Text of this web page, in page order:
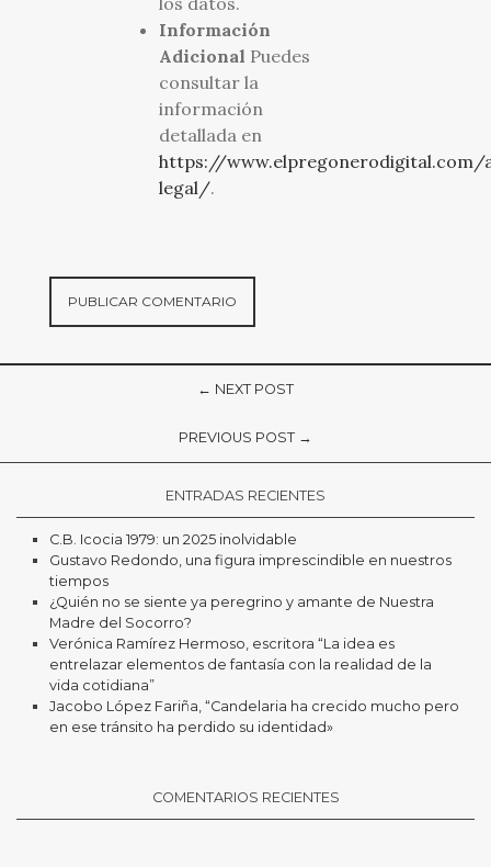
Información
Adicional Puedes
consultar la
información
detallada en
https://www.elpregonerodigital.com/
legal/.
← NEXT POST
PREVIOUS POST →
ENTRADAS RECIENTES
C.B. Icocia 1979: un 2025 inolvidable
Gustavo Redondo, una figura imprescindible en nuestros
tiempos
¿Quién no se siente ya peregrino y amante de Nuestra
Madre del Socorro?
Verónica Ramírez Hermoso, escritora “La idea es
entrelazar elementos de fantasía con la realidad de la
vida cotidiana”
Jacobo López Fariña, “Candelaria ha crecido mucho pero
en ese tránsito ha perdido su identidad»
COMENTARIOS RECIENTES